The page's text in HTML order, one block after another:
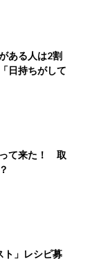
ある人は2割
日持ちがして
て来た！ 取
ト」レシピ募